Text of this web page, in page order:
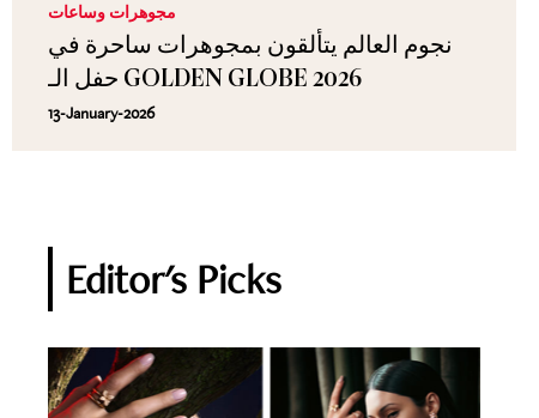
مجوهرات وساعات
نجوم العالم يتألقون بمجوهرات ساحرة في
حفل الـ GOLDEN GLOBE 2026
13-January-2026
Editor's Picks